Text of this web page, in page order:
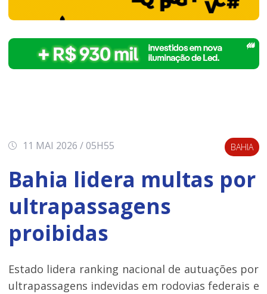
11 MAI 2026 / 05H55 BAHIA
Bahia lidera multas por
ultrapassagens
proibidas
Estado lidera ranking nacional de autuações por
ultrapassagens indevidas em rodovias federais e